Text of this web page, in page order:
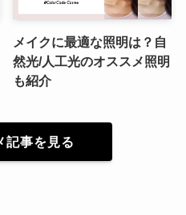
メイクに最適な照明は？自
然光/人工光のオススメ照明
も紹介
記事を見る